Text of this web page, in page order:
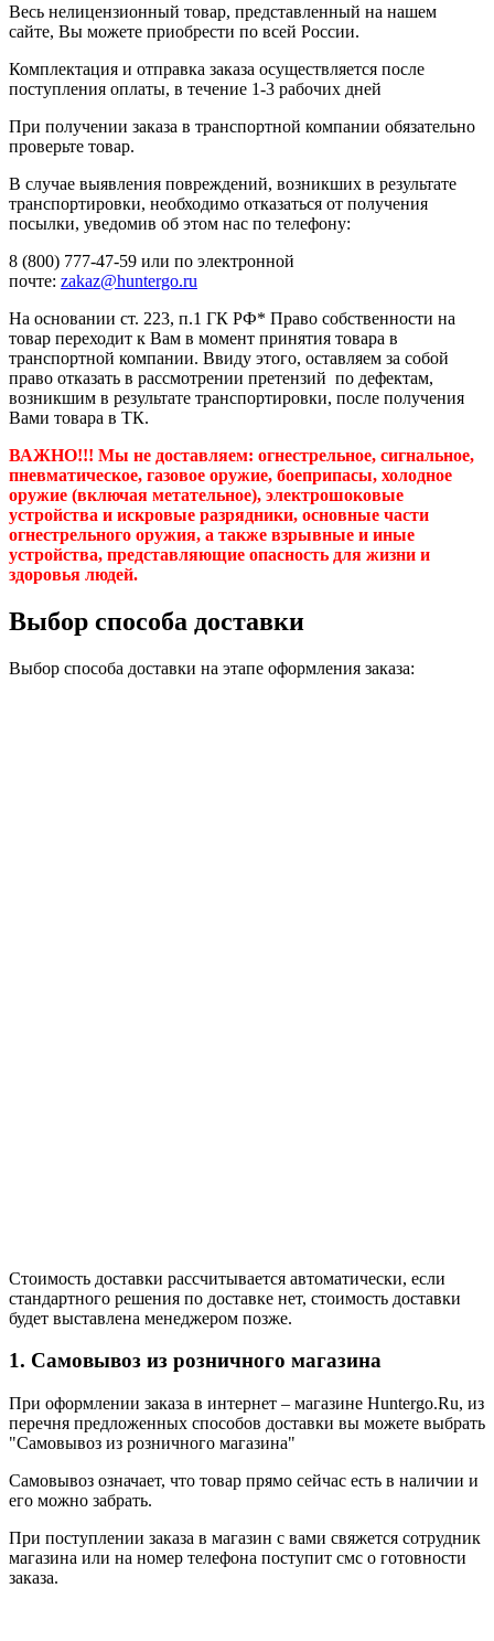
Весь нелицензионный товар, представленный на нашем
сайте, Вы можете приобрести по всей России.
Комплектация и отправка заказа осуществляется после
поступления оплаты, в течение 1-3 рабочих дней
При получении заказа в транспортной компании обязательно
проверьте товар.
В случае выявления повреждений, возникших в результате
транспортировки, необходимо отказаться от получения
посылки, уведомив об этом нас по телефону:
8 (800) 777-47-59 или по электронной
почте: zakaz@huntergo.ru
На основании ст. 223, п.1 ГК РФ* Право собственности на
товар переходит к Вам в момент принятия товара в
транспортной компании. Ввиду этого, оставляем за собой
право отказать в рассмотрении претензий по дефектам,
возникшим в результате транспортировки, после получения
Вами товара в ТК.
ВАЖНО!!! Мы не доставляем: огнестрельное, сигнальное,
пневматическое, газовое оружие, боеприпасы, холодное
оружие (включая метательное), электрошоковые
устройства и искровые разрядники, основные части
огнестрельного оружия, а также взрывные и иные
устройства, представляющие опасность для жизни и
здоровья людей.
Выбор способа доставки
Выбор способа доставки на этапе оформления заказа:
Стоимость доставки рассчитывается автоматически, если
стандартного решения по доставке нет, стоимость доставки
будет выставлена менеджером позже.
1. Самовывоз из розничного магазина
При оформлении заказа в интернет – магазине Huntergo.Ru, из
перечня предложенных способов доставки вы можете выбрать
"Самовывоз из розничного магазина"
Самовывоз означает, что товар прямо сейчас есть в наличии и
его можно забрать.
При поступлении заказа в магазин с вами свяжется сотрудник
магазина или на номер телефона поступит смс о готовности
заказа.